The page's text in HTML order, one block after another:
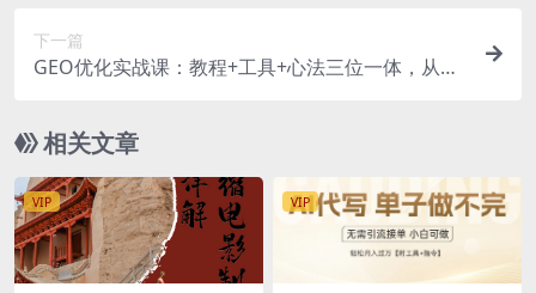
下一篇
GEO优化实战课：教程+工具+心法三位一体，从关
相关文章
VIP VIP